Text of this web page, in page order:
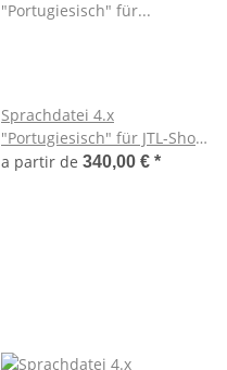
Sprachdatei 4.x
"Portugiesisch" für JTL-Shop
4
a partir de 340,00 € *